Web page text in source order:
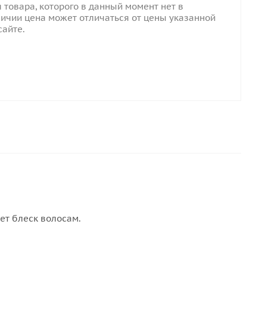
товара, которого в данный момент нет в
цена может отличаться от цены указанной
блеск волосам.